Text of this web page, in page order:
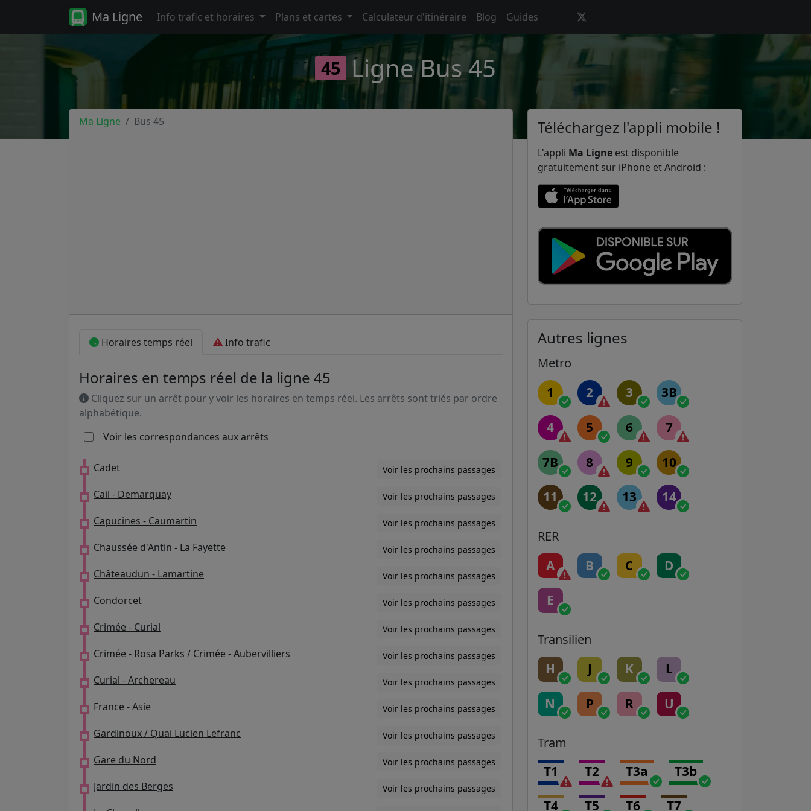
Ma Ligne Info trafic et horaires Plans et cartes Calculateur d'itinéraire Blog Guides
45 Ligne Bus 45
Ma Ligne Bus 45
Horaires temps réel Info trafic
Horaires en temps réel de la ligne 45
Cliquez sur un arrêt pour y voir les horaires en temps réel. Les arrêts sont triés par ordre
alphabétique.
Voir les correspondances aux arrêts
Cadet Voir les prochains passages
Cail - Demarquay Voir les prochains passages
Capucines - Caumartin Voir les prochains passages
Chaussée d'Antin - La Fayette Voir les prochains passages
Châteaudun - Lamartine Voir les prochains passages
Condorcet Voir les prochains passages
Crimée - Curial Voir les prochains passages
Crimée - Rosa Parks / Crimée - Aubervilliers Voir les prochains passages
Curial - Archereau Voir les prochains passages
France - Asie Voir les prochains passages
Gardinoux / Quai Lucien Lefranc Voir les prochains passages
Gare du Nord Voir les prochains passages
Jardin des Berges Voir les prochains passages
Téléchargez l'appli mobile !
L'appli Ma Ligne est disponible
gratuitement sur iPhone et Android :
Autres lignes
Metro
1 2 3 3B
4 5 6 7
7B 8 9 10
11 12 13 14
RER
A B C D
E
Transilien
H J K L
N P R U
Tram
T1 T2 T3a T3b
T4 T5 T6 T7